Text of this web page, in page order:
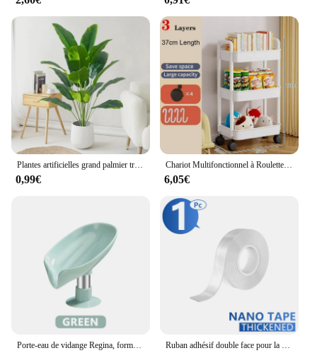
parties, the house projecteur mini is the perfect
choice. Its versatility extends to a range of
scenarios, from small, intimate gatherings to large-
scale events. The projector's ability to project
vibrant visuals onto walls, ceilings, or even dance
floors makes it an essential tool for creating an
immersive experience for your audience. With its
wholesale availability and access to reliable
vendors and suppliers, you can be assured of a
consistent and high-quality product that meets your
needs.
Plantes artificielles grand palmier tropical, 1 pièce, faux gels, feuilles, vrai toucher, plastique, Monstera, pour la maison, le jardin, décor de fête
0,99€
Chariot Multifonctionnel à Roulettes T1, Rangement Mobile, Rangement Multicouche, Accessoires pour la Maison, Chambre à Coucher, Ménage, Cuisine
6,05€
Porte-eau de vidange Regina, forme de cuir chevelu, boîte de douche Regina, étui à ventouse, maison moderne, accessoires Ruban adhésif double face pour la maison, ruban adhésif décoratif pour bain supplémentaire, ruban imperméable transparent épaissi, colle, choses utiles